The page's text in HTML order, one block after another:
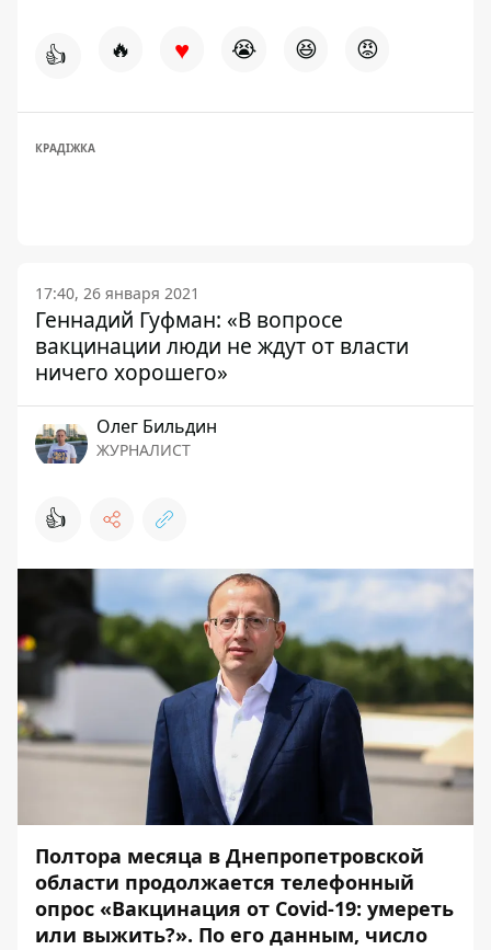
👍 🔥 ♥ 😭 😆 😡
КРАДІЖКА
17:40, 26 января 2021
Геннадий Гуфман: «В вопросе
вакцинации люди не ждут от власти
ничего хорошего»
Олег Бильдин
ЖУРНАЛИСТ
👍
Полтора месяца в Днепропетровской
области продолжается телефонный
опрос «Вакцинация от Covid-19: умереть
или выжить?». По его данным, число